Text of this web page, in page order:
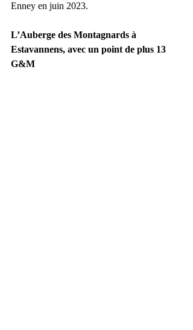
Enney en juin 2023.
L’Auberge des Montagnards à
Estavannens, avec un point de plus 13
G&M